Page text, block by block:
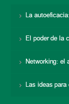
La
El poder de la
Networking: el
Las ideas